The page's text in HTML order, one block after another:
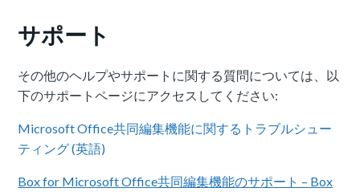
サポート
その他のヘルプやサポートに関する質問については、以
下のサポートページにアクセスしてください:
Microsoft Office共同編集機能に関するトラブルシュー
ティング (英語)
Box for Microsoft Office共同編集機能のサポート – Box